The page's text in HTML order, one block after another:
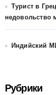
Турист в
недовольство
Индийский
Рубрики